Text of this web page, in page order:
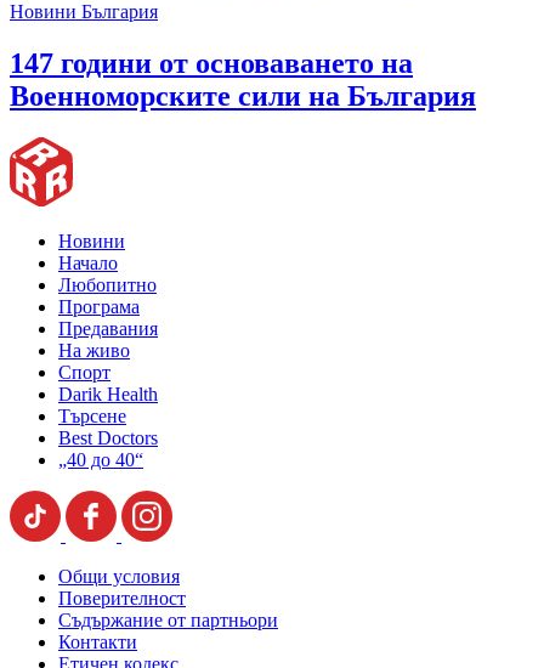
Новини България
147 години от основаването на
Военноморските сили на България
Новини
Начало
Любопитно
Програма
Предавания
На живо
Спорт
Darik Health
Търсене
Best Doctors
„40 до 40“
Общи условия
Поверителност
Съдържание от партньори
Контакти
Етичен кодекс